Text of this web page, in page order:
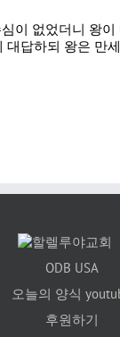
이 없었더니 왕이
대답하되 왕은 만